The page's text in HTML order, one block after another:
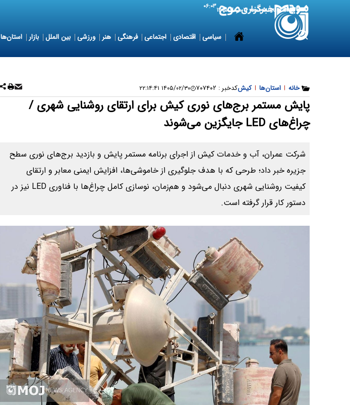
7 August 2026 جمعه ۱۶ مرداد ۱۴۰۵ ۰۶:۰۳
سیاسی اقتصادی اجتماعی فرهنگی هنر ورزشی بین الملل بازار استان‌ها
خانه | استان‌ها | کیشکدخبر : ۷۰۷۴۰۲ ۱۴۰۵/۰۲/۳۰ ۲۲:۱۴:۴۱
پایش مستمر برج‌های نوری کیش برای ارتقای روشنایی شهری /
چراغ‌های LED جایگزین می‌شوند
شرکت عمران، آب و خدمات کیش از اجرای برنامه مستمر پایش و بازدید برج‌های نوری سطح
جزیره خبر داد؛ طرحی که با هدف جلوگیری از خاموشی‌ها، افزایش ایمنی معابر و ارتقای
کیفیت روشنایی شهری دنبال می‌شود و هم‌زمان، نوسازی کامل چراغ‌ها با فناوری LED نیز در
دستور کار قرار گرفته است.